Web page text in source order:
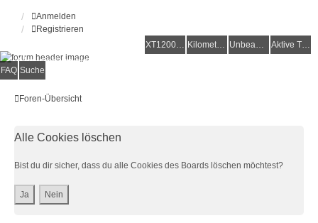
Anmelden
Registrieren
XT1200Z-Wiki
Kilometerstatistik Unbeantwortete Themen Aktive Themen
Alles rund um die Yamaha XT1200Z Super Ténéré
FAQ Suche
Foren-Übersicht
Alle Cookies löschen
Bist du dir sicher, dass du alle Cookies des Boards löschen möchtest?